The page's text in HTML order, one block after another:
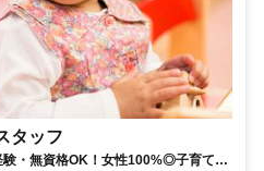
タッフ
験・無資格OK！女性100%◎子育て経